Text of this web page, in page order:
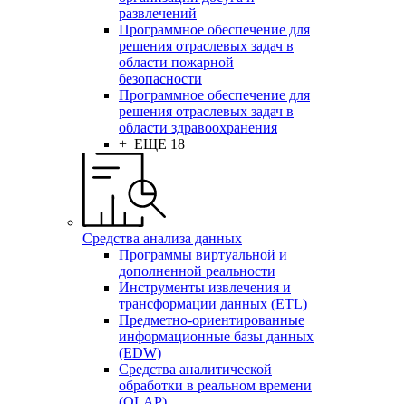
развлечений
Программное обеспечение для
решения отраслевых задач в
области пожарной
безопасности
Программное обеспечение для
решения отраслевых задач в
области здравоохранения
+ ЕЩЕ 18
Средства анализа данных
Программы виртуальной и
дополненной реальности
Инструменты извлечения и
трансформации данных (ETL)
Предметно-ориентированные
информационные базы данных
(EDW)
Средства аналитической
обработки в реальном времени